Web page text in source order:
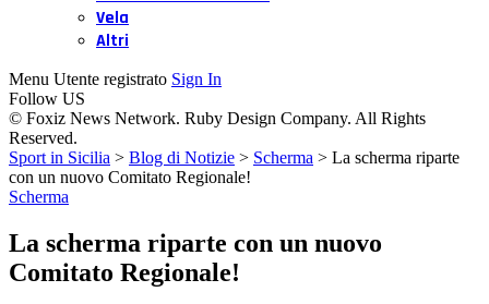
Vela
Altri
Menu Utente registrato Sign In
Follow US
© Foxiz News Network. Ruby Design Company. All Rights
Reserved.
Sport in Sicilia > Blog di Notizie > Scherma > La scherma riparte
con un nuovo Comitato Regionale!
Scherma
La scherma riparte con un nuovo
Comitato Regionale!